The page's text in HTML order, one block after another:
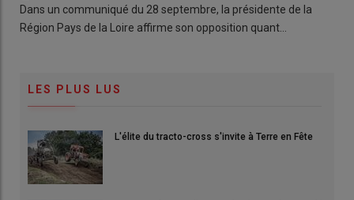
Dans un communiqué du 28 septembre, la présidente de la
Région Pays de la Loire affirme son opposition quant…
LES PLUS LUS
L'élite du tracto-cross s'invite à Terre en Fête